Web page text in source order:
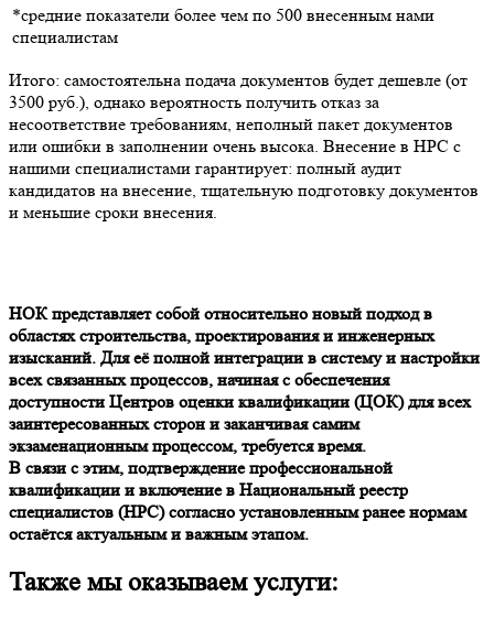
*средние показатели более чем по 500 внесенным нами
специалистам
Итого: самостоятельна подача документов будет дешевле (от
3500 руб.), однако вероятность получить отказ за
несоответствие требованиям, неполный пакет документов
или ошибки в заполнении очень высока. Внесение в НРС с
нашими специалистами гарантирует: полный аудит
кандидатов на внесение, тщательную подготовку документов
и меньшие сроки внесения.
НОК представляет собой относительно новый подход в
областях строительства, проектирования и инженерных
изысканий. Для её полной интеграции в систему и настройки
всех связанных процессов, начиная с обеспечения
доступности Центров оценки квалификации (ЦОК) для всех
заинтересованных сторон и заканчивая самим
экзаменационным процессом, требуется время.
В связи с этим, подтверждение профессиональной
квалификации и включение в Национальный реестр
специалистов (НРС) согласно установленным ранее нормам
остаётся актуальным и важным этапом.
Также мы оказываем услуги: